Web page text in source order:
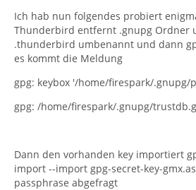
Ich hab nun folgendes probiert
Thunderbird entfernt .gnupg Ordner
.thunderbird umbenannt und dann
es kommt die Meldung
gpg: keybox '/home/firespark/.gnupg/
gpg: /home/firespark/.gnupg/
Dann den vorhanden key importiert
import --import gpg-secret-key-
passphrase abgefragt